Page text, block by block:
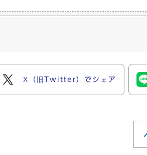
X（旧Twitter）でシェア